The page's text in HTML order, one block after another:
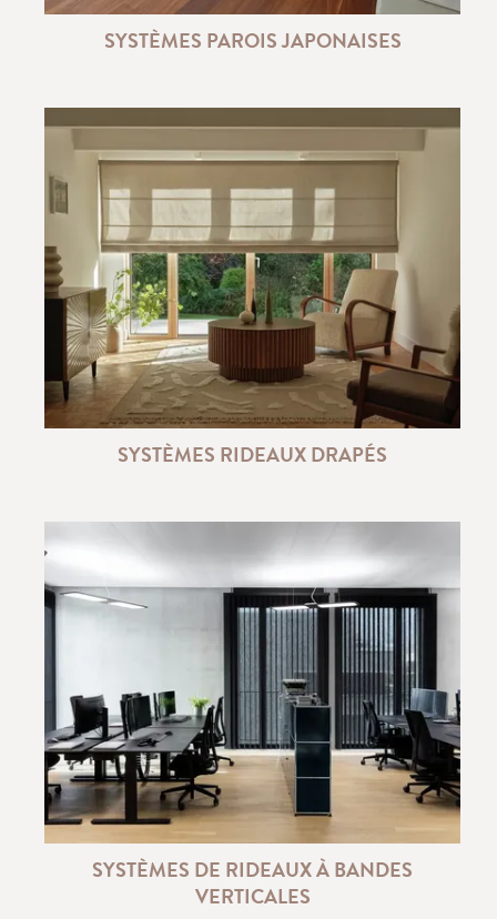
SYSTÈMES PAROIS JAPONAISES
SYSTÈMES RIDEAUX DRAPÉS
SYSTÈMES DE RIDEAUX À BANDES
VERTICALES